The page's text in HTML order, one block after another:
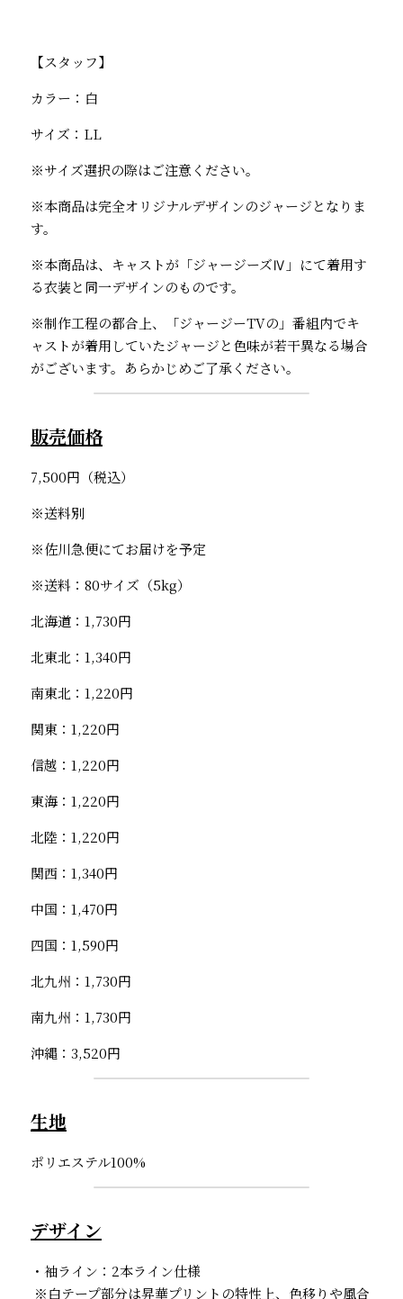
【スタッフ】
カラー：白
サイズ：LL
※サイズ選択の際はご注意ください。
※本商品は完全オリジナルデザインのジャージとなりま
す。
※本商品は、キャストが「ジャージーズⅣ」にて着用す
る衣装と同一デザインのものです。
※制作工程の都合上、「ジャージーTVの」番組内でキ
ャストが着用していたジャージと色味が若干異なる場合
がございます。あらかじめご了承ください。
販売価格
7,500円（税込）
※送料別
※佐川急便にてお届けを予定
※送料：80サイズ（5kg）
北海道：1,730円
北東北：1,340円
南東北：1,220円
関東：1,220円
信越：1,220円
東海：1,220円
北陸：1,220円
関西：1,340円
中国：1,470円
四国：1,590円
北九州：1,730円
南九州：1,730円
沖縄：3,520円
生地
ポリエステル100%
デザイン
・袖ライン：2本ライン仕様